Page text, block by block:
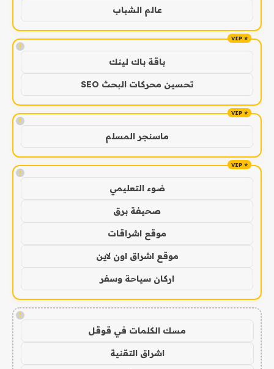
عالم الشباب
!
باقة باك لينك
تحسين محركات البحث SEO
!
ماسنجر المسلم
!
ضوء التعليمي
صحيفة برق
موقع اشراقات
موقع اشراق اون لاين
اركان سياحة وسفر
!
مسك الكلمات في قوقل
اشراق التقنية